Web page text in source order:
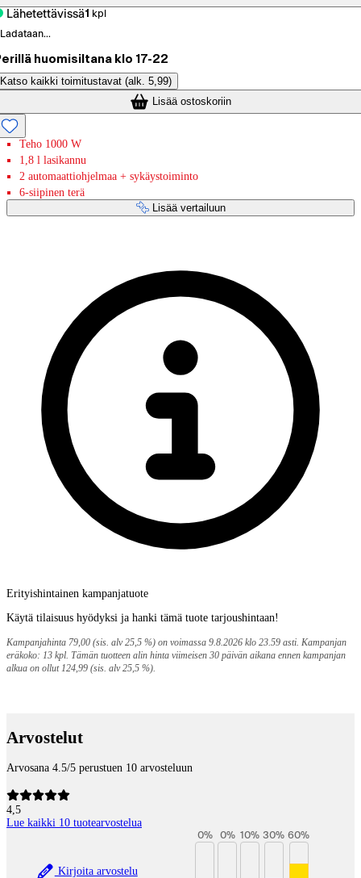
Lähetettävissä1 kpl
Ladataan...
huomisiltana klo 17-22
Katso kaikki toimitustavat (alk. 5,99)
Lisää ostoskoriin
Teho 1000 W
1,8 l lasikannu
2 automaattiohjelmaa + sykäystoiminto
6-siipinen terä
Lisää vertailuun
Erityishintainen kampanjatuote
Käytä tilaisuus hyödyksi ja hanki tämä tuote tarjoushintaan!
Kampanjahinta 79,00 (sis. alv 25,5 %) on voimassa 9.8.2026 klo 23.59 asti. Kampanjan
eräkoko: 13 kpl. Tämän tuotteen alin hinta viimeisen 30 päivän aikana ennen kampanjan
alkua on ollut 124,99 (sis. alv 25,5 %).
Arvostelut
Arvosana 4.5/5 perustuen 10 arvosteluun
4,5
Lue kaikki 10 tuotearvostelua
Kirjoita arvostelu
0% 0% 10% 30% 60%